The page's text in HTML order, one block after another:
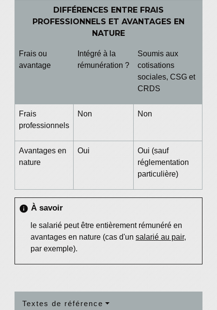
DIFFÉRENCES ENTRE FRAIS
PROFESSIONNELS ET AVANTAGES EN
NATURE
Frais ou
avantage
Intégré à la
rémunération ?
Soumis aux
cotisations
sociales, CSG et
CRDS
Frais
professionnels
Non Non
Avantages en
nature
Oui
Oui (sauf
réglementation
particulière)
info À savoir
le salarié peut être entièrement rémunéré en
avantages en nature (cas d'un salarié au pair,
par exemple).
Textes de référence